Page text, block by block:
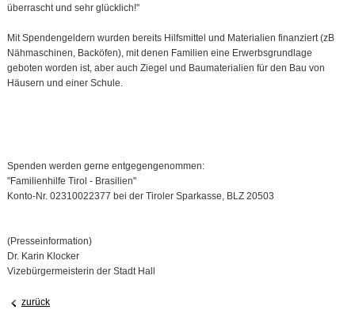
überrascht und sehr glücklich!"
Mit Spendengeldern wurden bereits Hilfsmittel und Materialien finanziert (zB
Nähmaschinen, Backöfen), mit denen Familien eine Erwerbsgrundlage
geboten worden ist, aber auch Ziegel und Baumaterialien für den Bau von
Häusern und einer Schule.
Spenden werden gerne entgegengenommen:
"Familienhilfe Tirol - Brasilien"
Konto-Nr. 02310022377 bei der Tiroler Sparkasse, BLZ 20503
(Presseinformation)
Dr. Karin Klocker
Vizebürgermeisterin der Stadt Hall
zurück